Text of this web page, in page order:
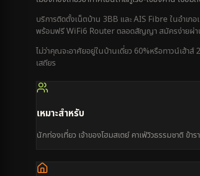
บริการติดตั้งเน็ตบ้าน 3BB และ AIS Fibre ในอำเภอ
พร้อมฟรี WiFi6 Router ตลอดสัญญา สมัครง่ายผ่
ไม่ว่าคุณจะอาศัยอยู่ในบ้านเดี่ยว 60%หรือทาวน์เฮ้าส์
เสถียร
เหมาะสำหรับ
นักท่องเที่ยว เจ้าของโฮมสเตย์ คาเฟ่วิวธรรมชาติ ข้า